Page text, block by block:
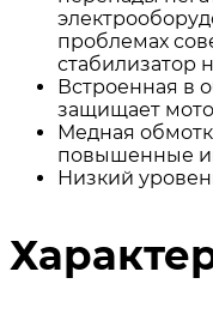
проблемах
стабилизатор
Встроенная в
защищает
Медная
повышенные
Низкий